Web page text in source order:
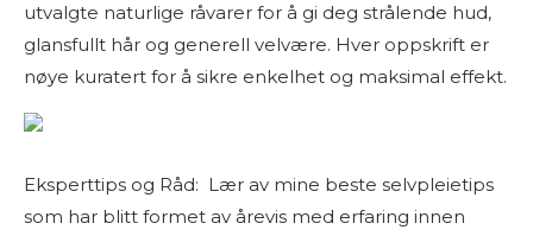
utvalgte naturlige råvarer for å gi deg strålende hud,
glansfullt hår og generell velvære. Hver oppskrift er
nøye kuratert for å sikre enkelhet og maksimal effekt.
Eksperttips og Råd: Lær av mine beste selvpleietips
som har blitt formet av årevis med erfaring innen